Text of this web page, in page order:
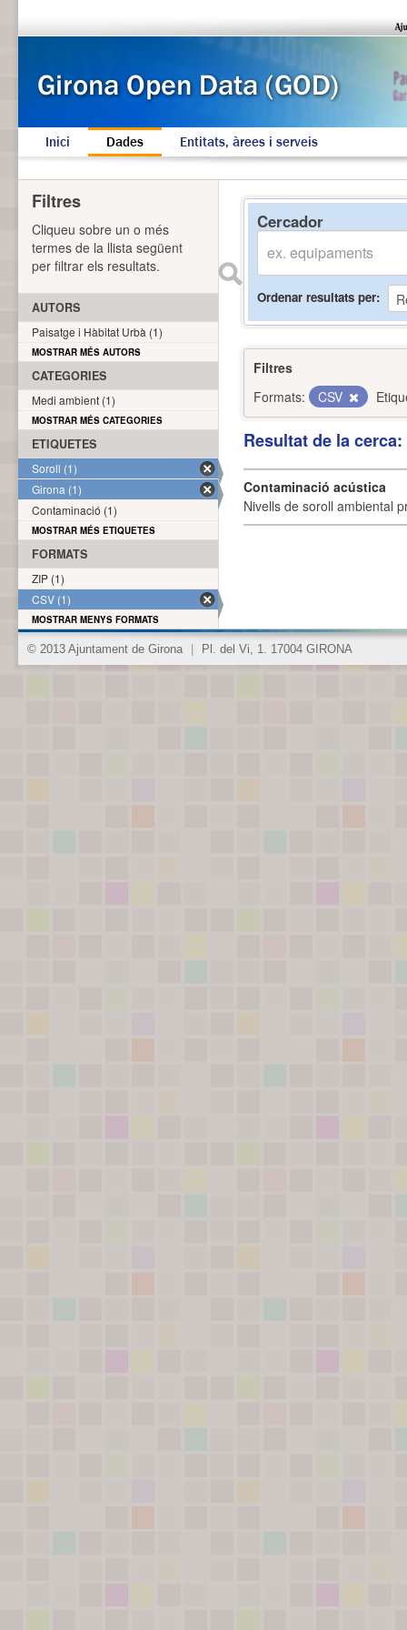
Inici Dades Entitats, àrees i serveis
Cercador
Ordenar resultats per
Filtres
Formats:
CSV
Resultat de la
Contaminació acústica
Nivells de soroll ambiental
Filtres
Cliqueu sobre un o més
termes de la llista següent
per filtrar els resultats.
AUTORS
Paisatge i Hàbitat Urbà (1)
MOSTRAR MÉS AUTORS
CATEGORIES
Medi ambient (1)
MOSTRAR MÉS CATEGORIES
ETIQUETES
Soroll (1)
Girona (1)
Contaminació (1)
MOSTRAR MÉS ETIQUETES
FORMATS
ZIP (1)
CSV (1)
MOSTRAR MENYS FORMATS
© 2013 Ajuntament de Girona Pl. del Vi, 1. 17004 GIRONA